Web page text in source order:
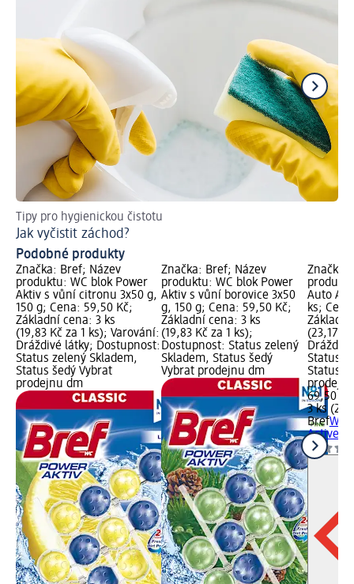
Tipy pro hygienickou čistotu
Jak vyčistit záchod?
Podobné produkty
Značka: Bref; Název
produktu: WC blok Power
Aktiv s vůní citronu 3x50 g,
150 g; Cena: 59,50 Kč;
Základní cena: 3 ks
(19,83 Kč za 1 ks); Varování:
Dráždivé látky; Dostupnost:
Status zelený Skladem,
Status šedý Vybrat
prodejnu dm
Značka: Bref; Název
produktu: WC blok Power
Aktiv s vůní borovice 3x50
g, 150 g; Cena: 59,50 Kč;
Základní cena: 3 ks
(19,83 Kč za 1 ks);
Dostupnost: Status zelený
Skladem, Status šedý
Vybrat prodejnu dm
Značka:
Auto
ks;
Základní
(23,17
Status
Status
69,50 Kč
3 ks
BrefWC
Active